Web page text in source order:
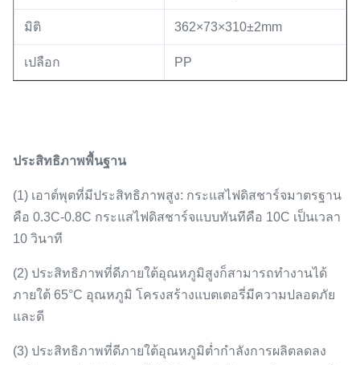
มิติ 362×73×310±2mm
เปลือก PP
ประสิทธิภาพพื้นฐาน
(1) เอาต์พุตที่มีประสิทธิภาพสูง: กระแสไฟดิสชาร์จมาตรฐาน
คือ 0.3C-0.8C กระแสไฟดิสชาร์จแบบทันทีคือ 10C เป็นเวลา
10 วินาที
(2) ประสิทธิภาพที่ดีภายใต้อุณหภูมิสูงก็สามารถทำงานได้
ภายใต้ 65°C อุณหภูมิ โครงสร้างแบตเตอรี่มีความปลอดภัย
และดี
(3) ประสิทธิภาพที่ดีภายใต้อุณหภูมิต่ำกำลังการผลิตลดลง